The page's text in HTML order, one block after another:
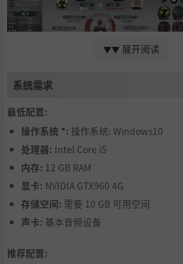
即时战略机制
场上精准调度千军万马，运筹帷幄，眼
战术歼灭敌军有生力量，同时还要谋定
敌方关键建筑，锁定胜局，并且需要时
根基、民心所向的潜在冲击。
▼▼ 展开阅读
系统需求
最低配置:
操作系统 *: 操作系统: Windows10
处理器: Intel Core i5
内存: 12 GB RAM
显卡: NVIDIA GTX960 4G
存储空间: 需要 10 GB 可用空间
声卡: 基本音频设备
推荐配置: